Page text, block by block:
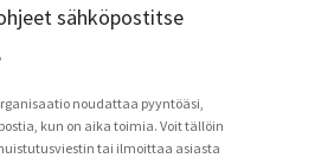
sähköpostitse
noudattaa pyyntöäsi,
kun on aika toimia. Voit tällöin
tai ilmoittaa asiasta